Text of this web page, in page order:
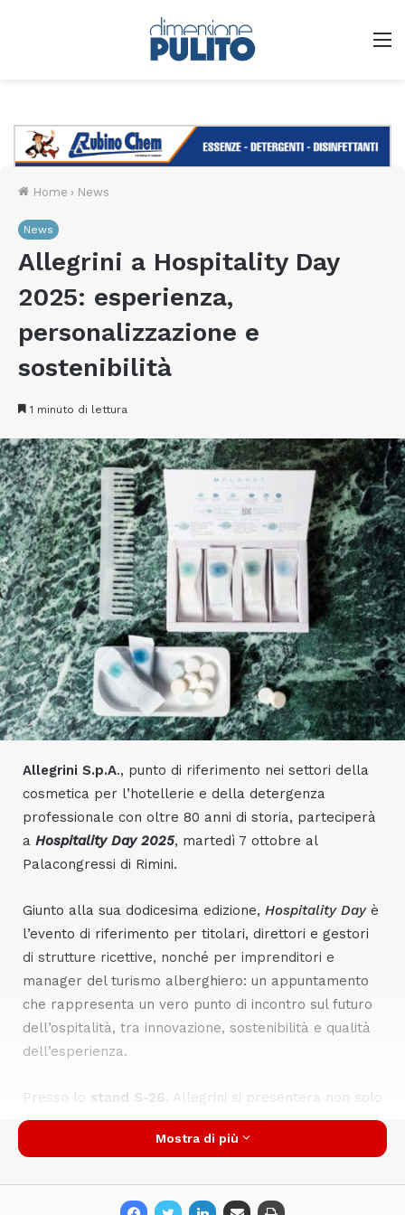
Home › News
News
Allegrini a Hospitality Day
2025: esperienza,
personalizzazione e
sostenibilità
1 minuto di lettura
Allegrini S.p.A., punto di riferimento nei settori della
cosmetica per l’hotellerie e della detergenza
professionale con oltre 80 anni di storia, parteciperà
a Hospitality Day 2025, martedì 7 ottobre al
Palacongressi di Rimini.
Giunto alla sua dodicesima edizione, Hospitality Dayè
l’evento di riferimento per titolari, direttori e gestori
di strutture ricettive, nonché per imprenditori e
manager del turismo alberghiero: un appuntamento
che rappresenta un vero punto di incontro sul futuro
dell’ospitalità, tra innovazione, sostenibilità e qualità
dell’esperienza.
Presso lo stand S-26 , Allegrini si presenterà non solo
come produttore di soluzioni professionali Made in
Italy, detergenza, cosmetici per hotellerie,
Mostra di più